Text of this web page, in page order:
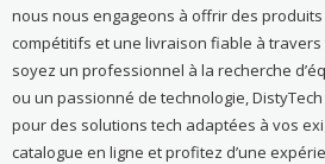
nous nous engageons à offrir des
compétitifs et une livraison fiable à travers
soyez un professionnel à la recherche
ou un passionné de technologie,
pour des solutions tech adaptées à vos
catalogue en ligne et profitez d’une